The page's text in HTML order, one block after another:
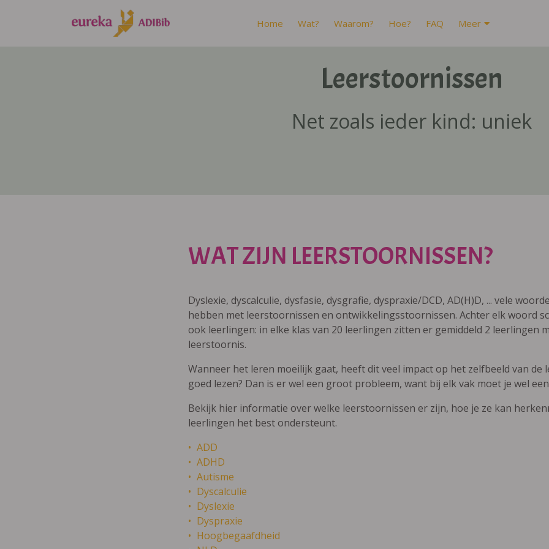
Home Wat? Waarom? Hoe? FAQ Meer
Leerstoornissen
Net zoals ieder kind: uniek
WAT ZIJN LEERSTOORNISSEN?
Dyslexie, dyscalculie, dysfasie, dysgrafie, dyspraxie/DCD, AD(H)D, ... vele
hebben met leerstoornissen en ontwikkelingsstoornissen. Achter elk woord
ook leerlingen: in elke klas van 20 leerlingen zitten er gemiddeld 2 leerlingen
leerstoornis.
Wanneer het leren moeilijk gaat, heeft dit veel impact op het zelfbeeld van de
goed lezen? Dan is er wel een groot probleem, want bij elk vak moet je wel
Bekijk hier informatie over welke leerstoornissen er zijn, hoe je ze kan
leerlingen het best ondersteunt.
ADD
ADHD
Autisme
Dyscalculie
Dyslexie
Dyspraxie
Hoogbegaafdheid